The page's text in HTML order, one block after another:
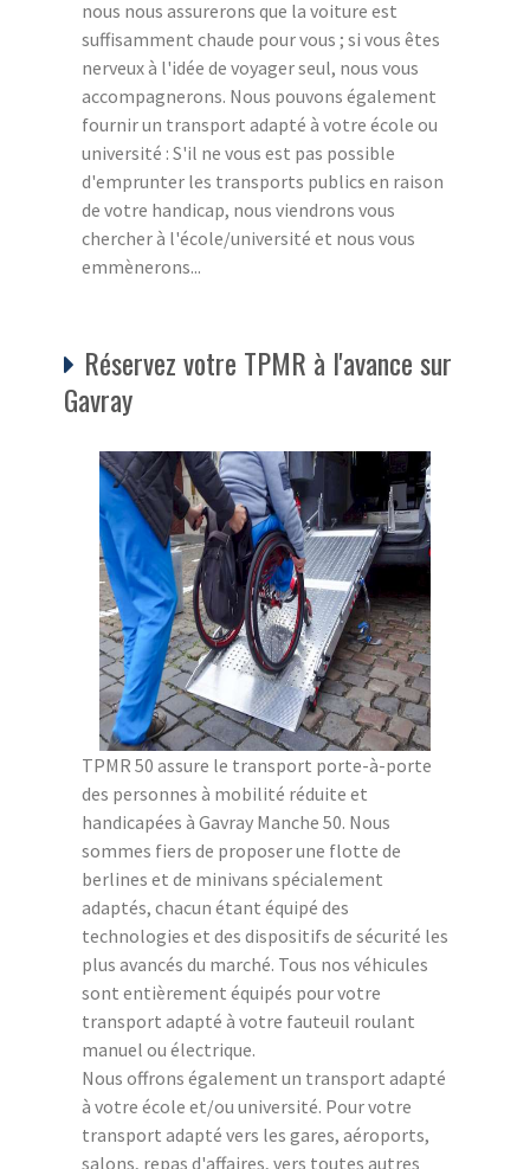
nous nous assurerons que la voiture est
suffisamment chaude pour vous ; si vous êtes
nerveux à l'idée de voyager seul, nous vous
accompagnerons. Nous pouvons également
fournir un transport adapté à votre école ou
université : S'il ne vous est pas possible
d'emprunter les transports publics en raison
de votre handicap, nous viendrons vous
chercher à l'école/université et nous vous
emmènerons...
Réservez votre TPMR à l'avance sur
Gavray
TPMR 50 assure le transport porte-à-porte
des personnes à mobilité réduite et
handicapées à Gavray Manche 50. Nous
sommes fiers de proposer une flotte de
berlines et de minivans spécialement
adaptés, chacun étant équipé des
technologies et des dispositifs de sécurité les
plus avancés du marché. Tous nos véhicules
sont entièrement équipés pour votre
transport adapté à votre fauteuil roulant
manuel ou électrique.
Nous offrons également un transport adapté
à votre école et/ou université. Pour votre
transport adapté vers les gares, aéroports,
salons, repas d'affaires, vers toutes autres